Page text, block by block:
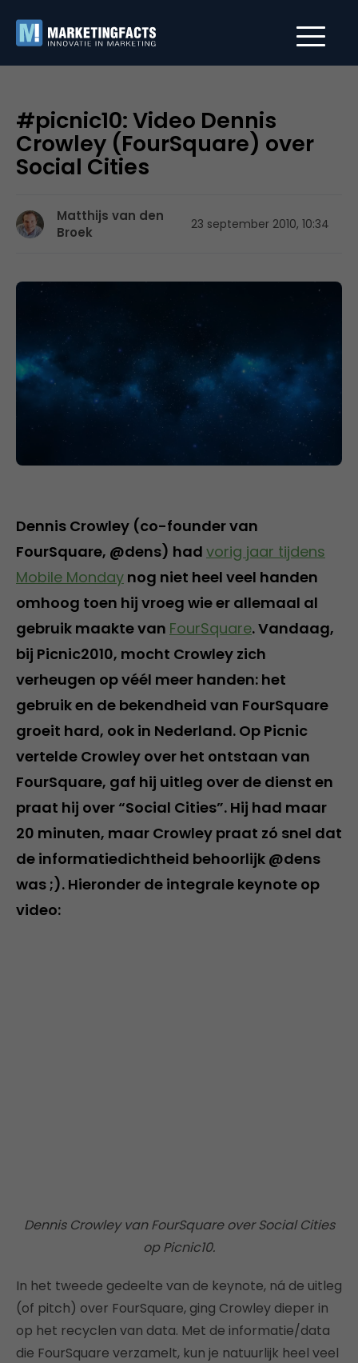
#picnic10: Video Dennis
Crowley (FourSquare) over
Social Cities
Matthijs van den
Broek
23 september 2010, 10:34
Dennis Crowley (co-founder van
FourSquare, @dens) had vorig jaar tijdens
Mobile Monday nog niet heel veel handen
omhoog toen hij vroeg wie er allemaal al
gebruik maakte van FourSquare. Vandaag,
bij Picnic2010, mocht Crowley zich
verheugen op véél meer handen: het
gebruik en de bekendheid van FourSquare
groeit hard, ook in Nederland. Op Picnic
vertelde Crowley over het ontstaan van
FourSquare, gaf hij uitleg over de dienst en
praat hij over “Social Cities”. Hij had maar
20 minuten, maar Crowley praat zó snel dat
de informatiedichtheid behoorlijk @dens
was ;). Hieronder de integrale keynote op
video:
Dennis Crowley van FourSquare over Social Cities
op Picnic10.
In het tweede gedeelte van de keynote, ná de uitleg
(of pitch) over FourSquare, ging Crowley dieper in
op het recyclen van data. Met de informatie/data
die FourSquare verzamelt, kun je natuurlijk heel veel